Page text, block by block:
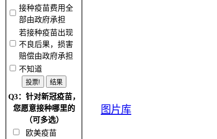
接种疫苗费用全
部由政府承担
若接种疫苗出现
不良后果，损害
赔偿由政府承担
不知道
Q3：针对新冠疫苗，
您愿意接种哪里的
（可多选）
欧美疫苗
图片库